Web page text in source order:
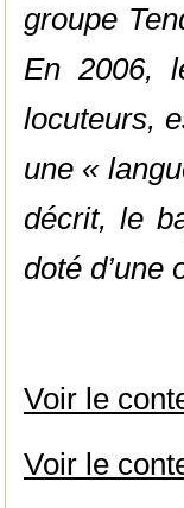
groupe
En 2006,
locuteurs,
une «
décrit, le
doté d’une
Voir le
Voir le